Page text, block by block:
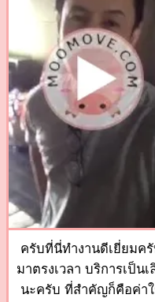
ครับที่นี่ทำงานดีเยี่ยมค
มาตรงเวลา บริการเป็นเ
นะครับ ที่สำคัญก็คือค่า